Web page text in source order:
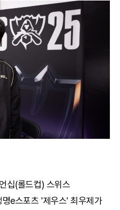
십(롤드컵) 스위스
e스포츠 '제우스' 최우제가